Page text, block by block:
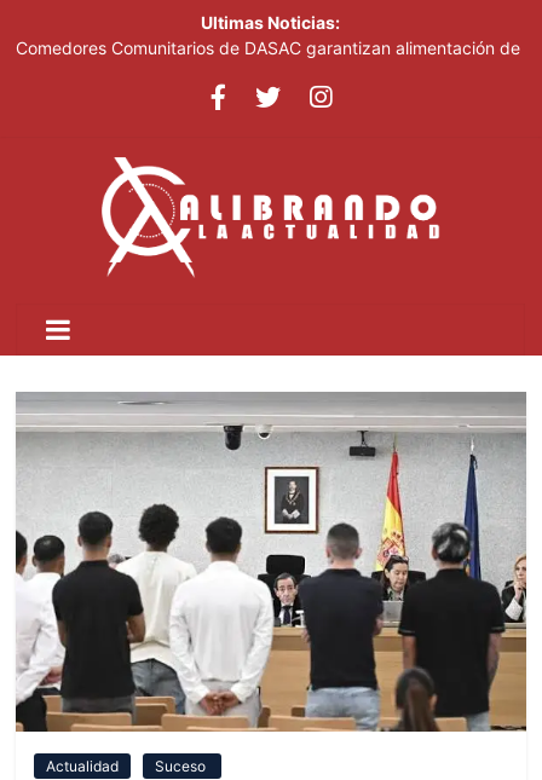
Ultimas Noticias:
Comedores Comunitarios de DASAC garantizan alimentación de
Centroamericanos y del Caribe Santo Domingo 2026
Senado de EE. UU. aprueba nuevo paquete de sanciones a
Italia dice que no acepta ultimátums y mantendrá la suspensión
del Schengen con España
Fransheska Matías gana dos plata en el torneo de pesas de los
Actualidad Suceso